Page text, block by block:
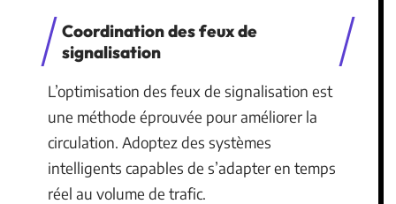
Coordination des feux de
signalisation
L’optimisation des feux de signalisation est
une méthode éprouvée pour améliorer la
circulation. Adoptez des systèmes
intelligents capables de s’adapter en temps
réel au volume de trafic.